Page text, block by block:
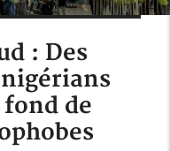
: Des
de